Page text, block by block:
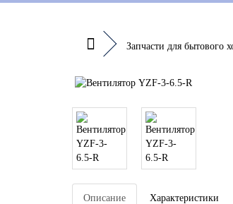
Запчасти для бытового
Описание Характеристики